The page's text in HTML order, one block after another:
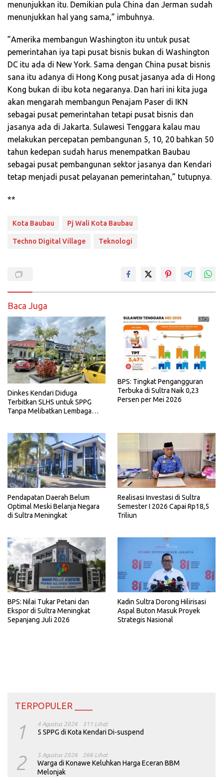
menunjukkan itu. Demikian pula China dan Jerman sudah
menunjukkan hal yang sama,” imbuhnya.
”Amerika membangun Washington itu untuk pusat
pemerintahan iya tapi pusat bisnis bukan di Washington
DC itu ada di New York. Sama dengan China pusat bisnis
sana itu adanya di Hong Kong pusat jasanya ada di Hong
Kong bukan di ibu kota negaranya. Dan hari ini kita juga
akan mengarah membangun Penajam Paser di IKN
sebagai pusat pemerintahan tetapi pusat bisnis dan
jasanya ada di Jakarta. Sulawesi Tenggara kalau mau
melakukan percepatan pembangunan 5, 10, 20 bahkan 50
tahun kedepan sudah harus menempatkan Baubau
sebagai pusat pembangunan sektor jasanya dan Kendari
tetap menjadi pusat pelayanan pemerintahan,” tutupnya.
**
Kota Baubau Pj Wali Kota Baubau
Techno Digital Village Teknologi
Baca Juga
Dinkes Kendari Diduga
Terbitkan SLHS untuk SPPG
Tanpa Melibatkan Lembaga
BPS: Tingkat Pengangguran
Terbuka di Sultra Naik 0,23
Persen per Mei 2026
Pendapatan Daerah Belum
Optimal Meski Belanja Negara
di Sultra Meningkat
Realisasi Investasi di Sultra
Semester I 2026 Capai Rp18,5
Triliun
BPS: Nilai Tukar Petani dan
Ekspor di Sultra Meningkat
Sepanjang Juli 2026
Kadin Sultra Dorong Hilirisasi
Aspal Buton Masuk Proyek
Strategis Nasional
TERPOPULER ____
1 4 Agustus 2026 311 Lihat
5 SPPG di Kota Kendari Di-suspend
2 5 Agustus 2026 266 Lihat
Warga di Konawe Keluhkan Harga Eceran BBM
Melonjak